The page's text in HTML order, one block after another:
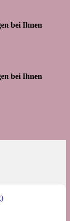
bei Ihnen
bei Ihnen